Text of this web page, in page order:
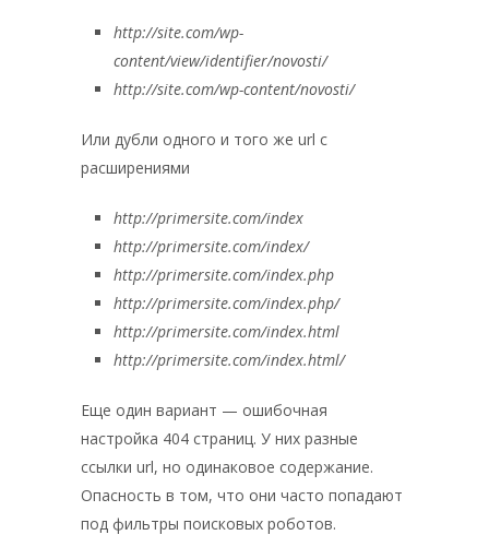
http://site.com/wp-
content/view/identifier/novosti/
http://site.com/wp-content/novosti/
Или дубли одного и того же url с
расширениями
http://primersite.com/index
http://primersite.com/index/
http://primersite.com/index.php
http://primersite.com/index.php/
http://primersite.com/index.html
http://primersite.com/index.html/
Еще один вариант — ошибочная
настройка 404 страниц. У них разные
ссылки url, но одинаковое содержание.
Опасность в том, что они часто попадают
под фильтры поисковых роботов.